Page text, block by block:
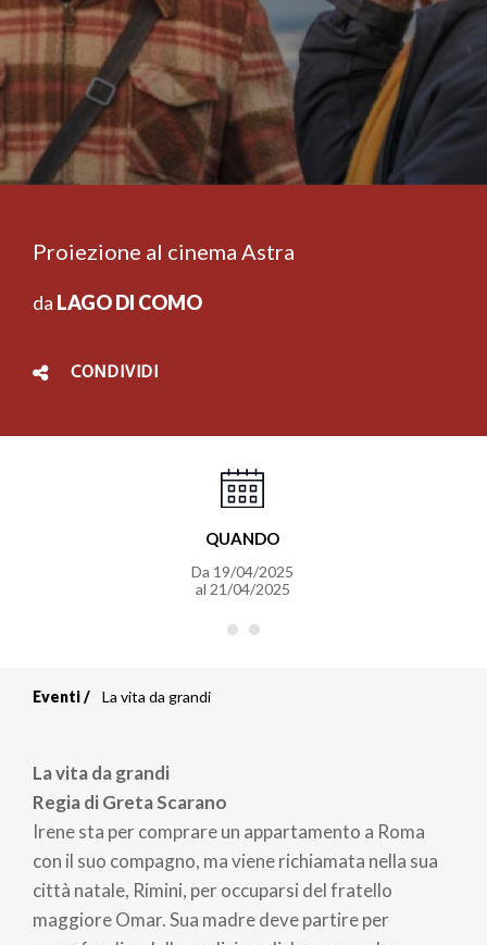
Proiezione al cinema Astra
da LAGO DI COMO
CONDIVIDI
QUANDO
Da 19/04/2025
al 21/04/2025
di
pane
Eventi La vita da grandi
La vita da grandi
Regia diGreta Scarano
Irene sta per comprare un appartamento a Roma
con il suo compagno, ma viene richiamata nella sua
città natale, Rimini, per occuparsi del fratello
maggiore Omar. Sua madre deve partire per